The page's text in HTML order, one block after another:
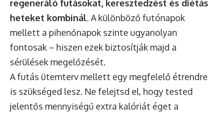
regeneráló futásokat, keresztedzést és diétás
heteket kombinál. A különböző futónapok
mellett a pihenőnapok szinte ugyanolyan
fontosak – hiszen ezek biztosítják majd a
sérülések megelőzését.
A futás ütemterv mellett egy megfelelő étrendre
is szükséged lesz. Ne felejtsd el, hogy tested
jelentős mennyiségű extra kalóriát éget a